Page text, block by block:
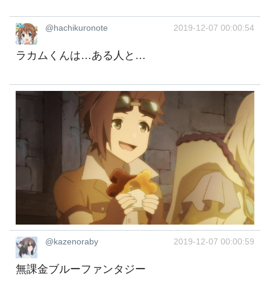
@hachikuronote 2019-12-07 00:00:54
ラカムくんは…ある人と…
@kazenoraby 2019-12-07 00:00:59
無課金ブルーファンタジー